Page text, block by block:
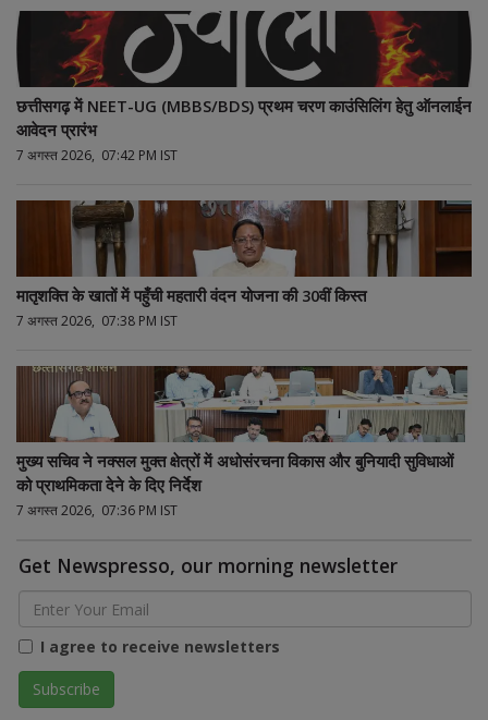
छत्तीसगढ़ में NEET-UG (MBBS/BDS) प्रथम चरण काउंसिलिंग हेतु ऑनलाईन
आवेदन प्रारंभ
7 अगस्त 2026, 07:42 PM IST
मातृशक्ति के खातों में पहुँची महतारी वंदन योजना की 30वीं किस्त
7 अगस्त 2026, 07:38 PM IST
मुख्य सचिव ने नक्सल मुक्त क्षेत्रों में अधोसंरचना विकास और बुनियादी सुविधाओं
को प्राथमिकता देने के दिए निर्देश
7 अगस्त 2026, 07:36 PM IST
Get Newspresso, our morning newsletter
I agree to receive newsletters